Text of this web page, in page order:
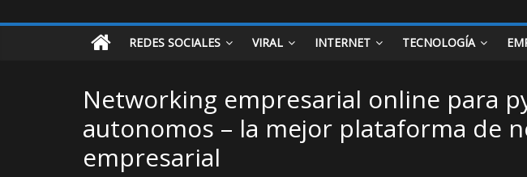
REDES SOCIALES VIRAL INTERNET TECNOLOGÍA
Networking empresarial online para
autonomos – la mejor plataforma de
empresarial